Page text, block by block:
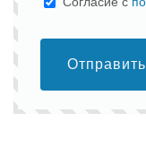
Отправить